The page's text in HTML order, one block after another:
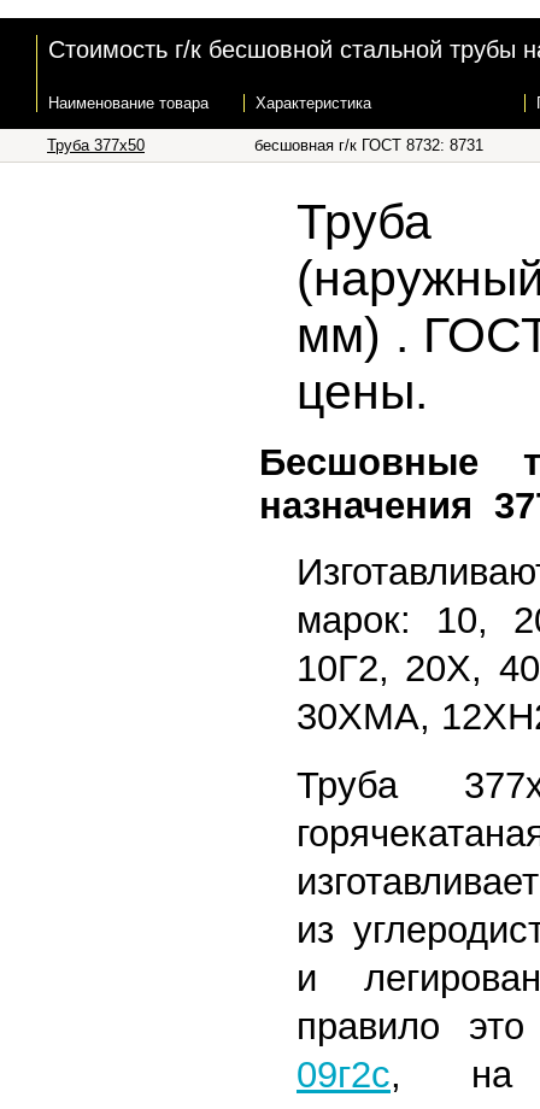
Стоимость г/к бесшовной стальной трубы
Наименование товара Характеристика
Труба 377х50 бесшовная г/к ГОСТ 8732: 8731
Труба
мм) .
цены.
Бесшовные
назначения
марок: 10,
10Г2, 20Х,
30ХМА,
Труба
из
и
правило
09г2с, на